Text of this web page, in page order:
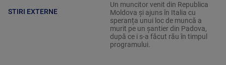
STIRI EXTERNE
Un muncitor venit din Republica
Moldova și ajuns în Italia cu
speranța unui loc de muncă a
murit pe un șantier din Padova,
după ce i s-a făcut rău în timpul
programului.